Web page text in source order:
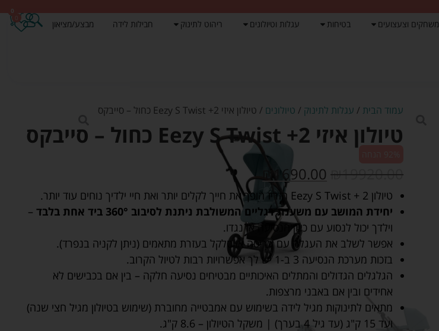
משחקים וצעצועים בטיחות עגלות וטיולונים ריהוט לתינוק חבילות לידה מבצע/מציאון
0
עמוד הבית / עגלות לתינוק / טיולונים / טיולון איזי Eezy S Twist +2 כחול – סייבקס
טיולון איזי Eezy S Twist +2 כחול – סייבקס
₪19920.00
1690.00
טיולון Eezy S Twist + 2 הזריז הופך את חייך לקלים יותר ואת חיי ילדיך נוחים עוד יותר.
יחידת המושב עם משענת רגליים המשולבת ניתנת לסיבוב 360° ביד אחת בלבד
–
וילדך יכול לנסוע עם כיוון הנסיעה או נגדו.
אפשר לשלב את העגלה עם עריסה או סלקל בעזרת מתאמים (ניתן לקניה בנפרד).
בזכות מערכת הנסיעה 3 ב-1 יש לך אפשרויות רבות לטיול הקרוב.
הגלגלים הגדולים והמתלים האיכותיים מבטיחים נסיעה חלקה – בין אם בכבישים לא
אחידים ובין אם באבני מרצפות.
מתאים לתינוקות מגיל לידה בשימוש עם אמבטייה מחוברת (שימוש בטיולון מגיל חצי שנה)
ועד 15 ק"ג (עד גיל 4 בערך) | משקל הטיולון – 8.6 ק"ג.